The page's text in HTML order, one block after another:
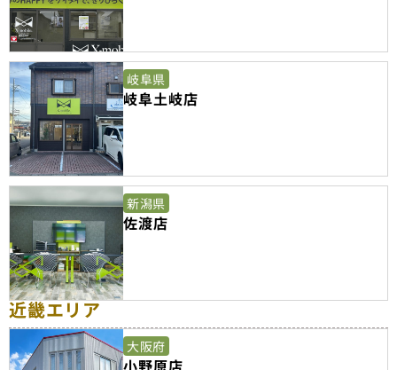
岐阜県
岐阜土岐店
新潟県
佐渡店
近畿エリア
大阪府
小野原店